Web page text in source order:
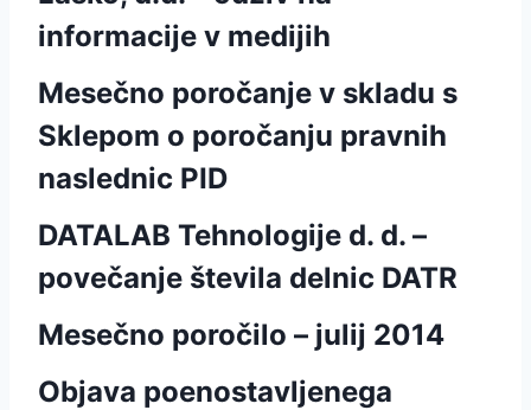
informacije v medijih
Mesečno poročanje v skladu s
Sklepom o poročanju pravnih
naslednic PID
DATALAB Tehnologije d. d. –
povečanje števila delnic DATR
Mesečno poročilo – julij 2014
Objava poenostavljenega